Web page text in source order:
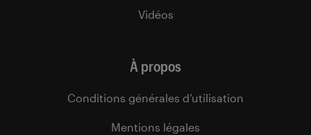
Vidéos
À propos
Conditions générales d’utilisation
Mentions légales